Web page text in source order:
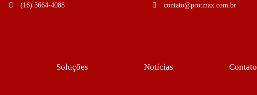
(16) 3664-4088 contato@protmax.com.br
Soluções Notícias Contato